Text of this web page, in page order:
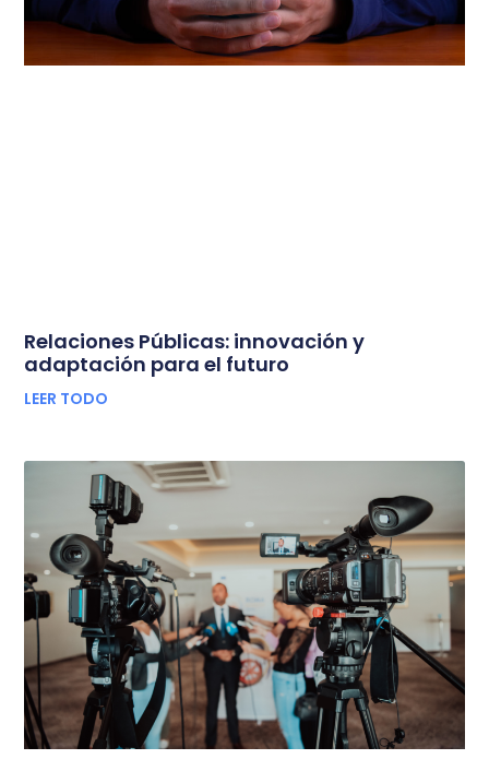
Relaciones Públicas: innovación y
adaptación para el futuro
LEER TODO